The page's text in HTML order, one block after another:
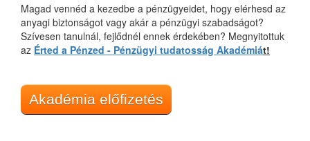
Magad vennéd a kezedbe a pénzügyeidet, hogy elérhesd az
anyagi biztonságot vagy akár a pénzügyi szabadságot?
Szívesen tanulnál, fejlődnél ennek érdekében? Megnyitottuk
az Érted a Pénzed - Pénzügyi tudatosság Akadémiát!
Akadémia előfizetés